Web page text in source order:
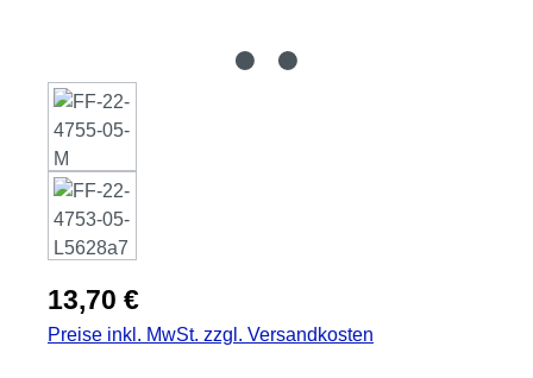
Regulärer Preis:
13,70 €
Preise inkl. MwSt. zzgl. Versandkosten